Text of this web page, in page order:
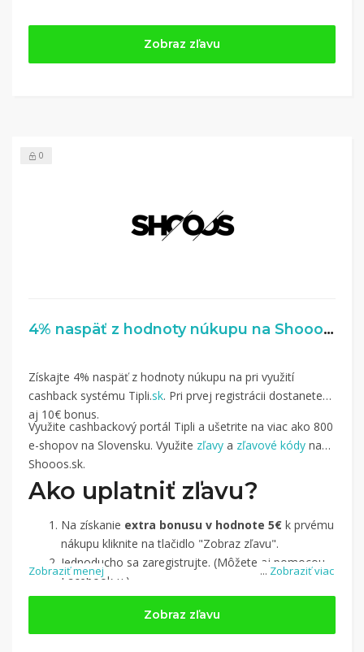
Zobraz zľavu
0
4% naspäť z hodnoty núkupu na Shooos.sk
... Zobraziť viac
Získajte 4% naspäť z hodnoty núkupu na pri využití
cashback systému Tipli.sk. Pri prvej registrácii dostanete
aj 10€ bonus.
Využite cashbackový portál Tipli a ušetrite na viac ako 800
e-shopov na Slovensku. Využite zľavy a zľavové kódy na
Shooos.sk.
Ako uplatniť zľavu?
Na získanie extra bonusu v hodnote 5€ k prvému
nákupu kliknite na tlačidlo "Zobraz zľavu".
Jednoducho sa zaregistrujte. (Môžete aj pomocou
Facebook-u.)
Jednoducho sinájdite obchod, pomocou služby
(v ponuke je cca 1 500 obchodov).
Kliknite na tlačidlo „Nakupovať“.(Následne
Zobraziť menej
Zobraz zľavu